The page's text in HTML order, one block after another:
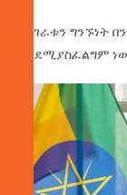
የሀገራቱን ግንኙነት
እንደሚያስፈልግም